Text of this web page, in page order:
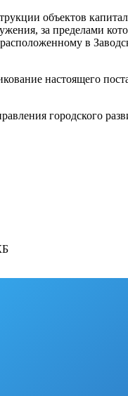
объектов
за пределами
в
настоящего
городского